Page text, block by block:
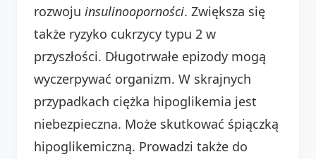
rozwoju insulinooporności. Zwiększa się
także ryzyko cukrzycy typu 2 w
przyszłości. Długotrwałe epizody mogą
wyczerpywać organizm. W skrajnych
przypadkach ciężka hipoglikemia jest
niebezpieczna. Może skutkować śpiączką
hipoglikemiczną. Prowadzi także do